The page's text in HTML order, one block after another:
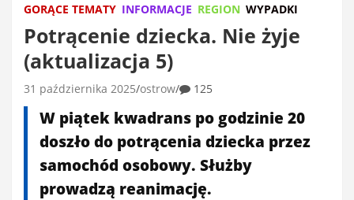
GORĄCE TEMATY INFORMACJE REGION WYPADKI
Potrącenie dziecka. Nie żyje
(aktualizacja 5)
31 października 2025 ostrow 125
W piątek kwadrans po godzinie 20
doszło do potrącenia dziecka przez
samochód osobowy. Służby
prowadzą reanimację.